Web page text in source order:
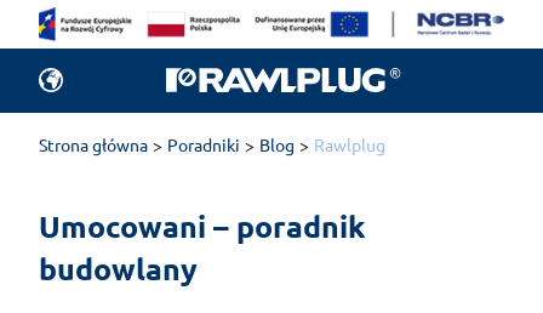
Strona główna Poradniki Blog Rawlplug
Umocowani – poradnik
budowlany
artykuły